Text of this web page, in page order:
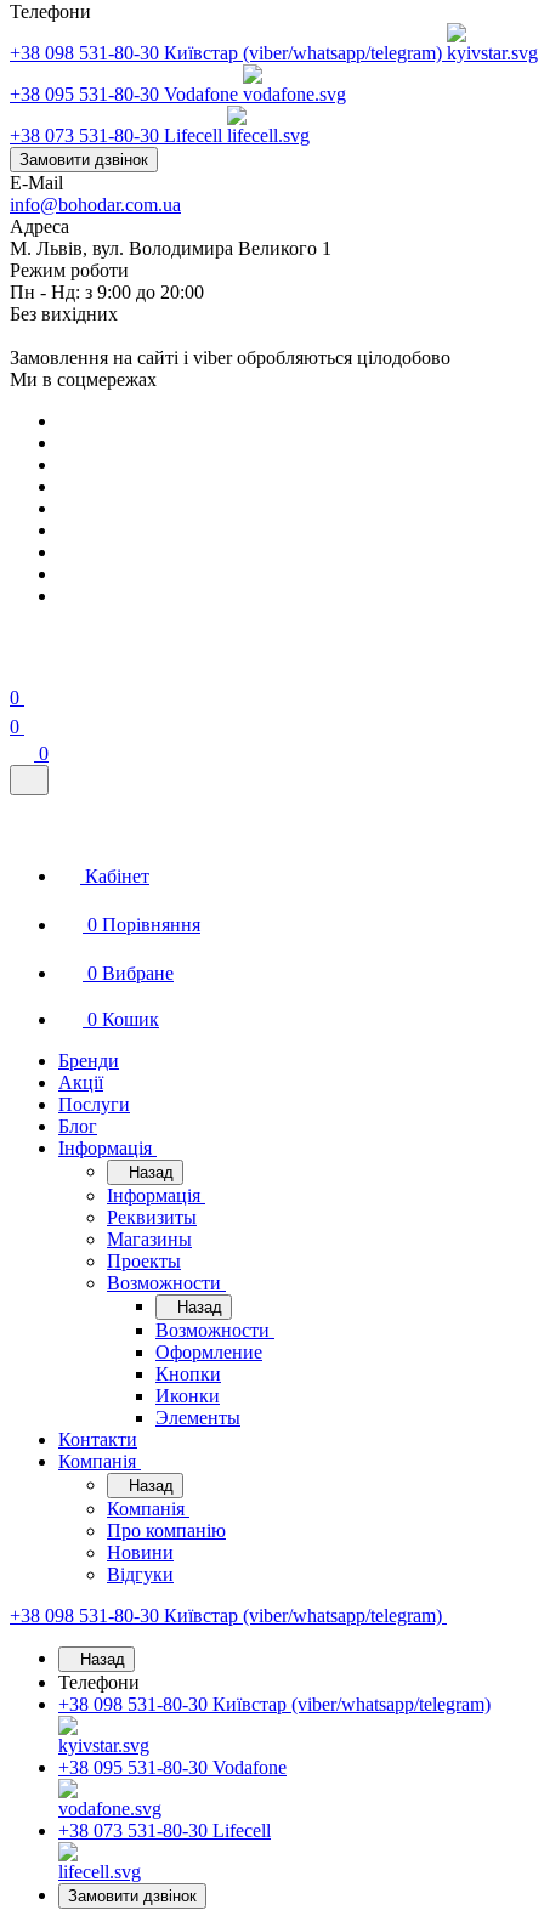
Телефони
+38 098 531-80-30 Київстар (viber/whatsapp/telegram)
+38 095 531-80-30 Vodafone
+38 073 531-80-30 Lifecell
Замовити дзвінок
E-Mail
info@bohodar.com.ua
Адреса
М. Львів, вул. Володимира Великого 1
Режим роботи
Пн - Нд: з 9:00 до 20:00
Без вихідних
Замовлення на сайті і viber обробляються цілодобово
Ми в соцмережах
0
0
0
Кабінет
0 Порівняння
0 Вибране
0 Кошик
Бренди
Акції
Послуги
Блог
Інформація
Назад
Інформація
Реквизиты
Магазины
Проекты
Возможности
Назад
Возможности
Оформление
Кнопки
Иконки
Элементы
Контакти
Компанія
Назад
Компанія
Про компанію
Новини
Відгуки
+38 098 531-80-30 Київстар (viber/whatsapp/telegram)
Назад
Телефони
+38 098 531-80-30 Київстар (viber/whatsapp/telegram)
+38 095 531-80-30 Vodafone
+38 073 531-80-30 Lifecell
Замовити дзвінок